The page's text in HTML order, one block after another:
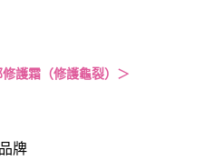
護霜（修護龜裂） ＞
牌